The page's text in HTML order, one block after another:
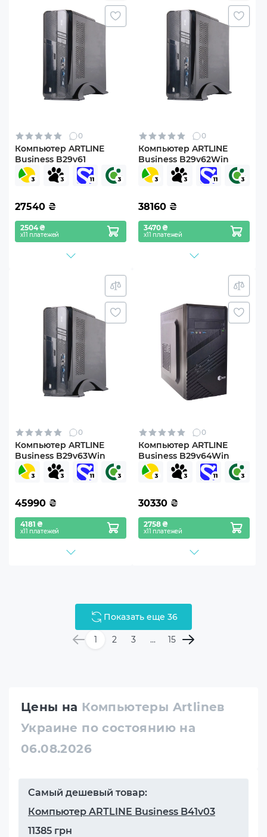
0
Компьютер ARTLINE
Business B29v61
27540 ₴
2504 ₴
х11 платежей
0
Компьютер ARTLINE
Business B29v62Win
38160 ₴
3470 ₴
х11 платежей
0
Компьютер ARTLINE
Business B29v63Win
45990 ₴
4181 ₴
х11 платежей
0
Компьютер ARTLINE
Business B29v64Win
30330 ₴
2758 ₴
х11 платежей
Показать еще 36
1 2 3 ... 15
Цены на Компьютеры Artlineв
Украине по состоянию на
06.08.2026
Самый дешевый товар:
Компьютер ARTLINE Business B41v03
11385 грн